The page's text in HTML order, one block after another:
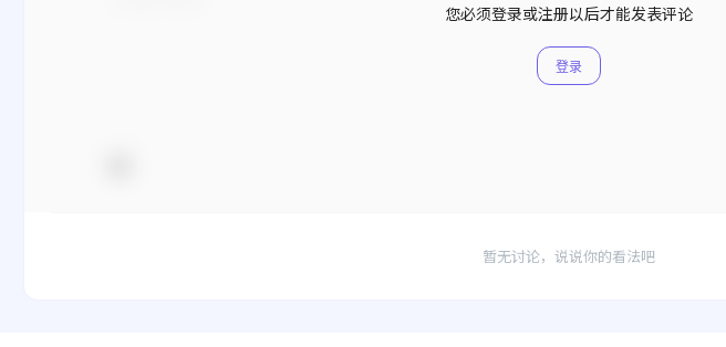
您必须登录或注册以后才能发表评论
登录
暂无讨论，说说你的看法吧